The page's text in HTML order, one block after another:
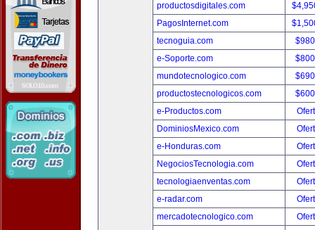
productosdigitales.com
PagosInternet.com
tecnoguia.com
e-Soporte.com
mundotecnologico.com
productostecnologicos.com
e-Productos.com
DominiosMexico.com
e-Honduras.com
NegociosTecnologia.com
tecnologiaenventas.com
e-radar.com
mercadotecnologico.com